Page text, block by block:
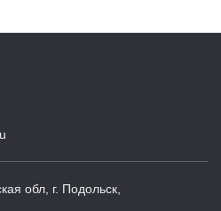
обл, г. Подольск,